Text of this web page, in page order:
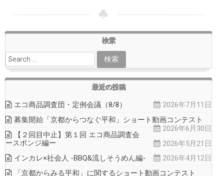
検索
最近の投稿
エコ商品調査団・定例会議（8/8）
2026年7月11日
募集開始「京都からつなぐ平和」ショート動画コンテスト
2026年6月30日
【２回目中止】第１回 エコ商品調査会
ースポンジ編ー
2026年5月21日
インカレ×社会人 -BBQ&流しそうめん編-
2026年4月12日
「京都からみる平和」に関するショート動画コンテスト